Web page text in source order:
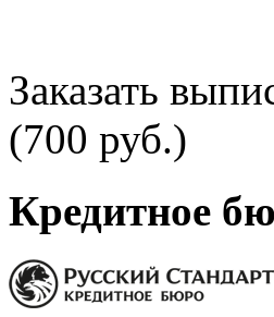
Заказать
(700 руб.)
Кредитное